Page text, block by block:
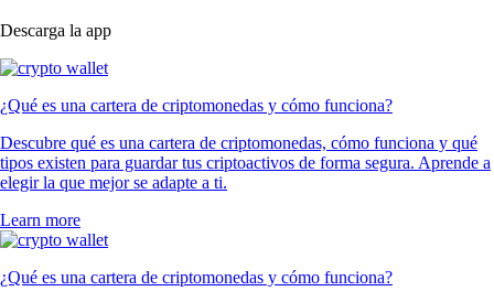
Descarga la app
¿Qué es una cartera de criptomonedas y cómo funciona?
Descubre qué es una cartera de criptomonedas, cómo funciona y qué
tipos existen para guardar tus criptoactivos de forma segura. Aprende a
elegir la que mejor se adapte a ti.
Learn more
¿Qué es una cartera de criptomonedas y cómo funciona?